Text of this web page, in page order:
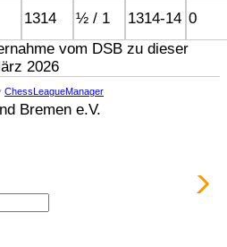
1314 ½ / 1 1314-14 0
vom DSB zu dieser
2026
ChessLeagueManager
Bremen e.V.